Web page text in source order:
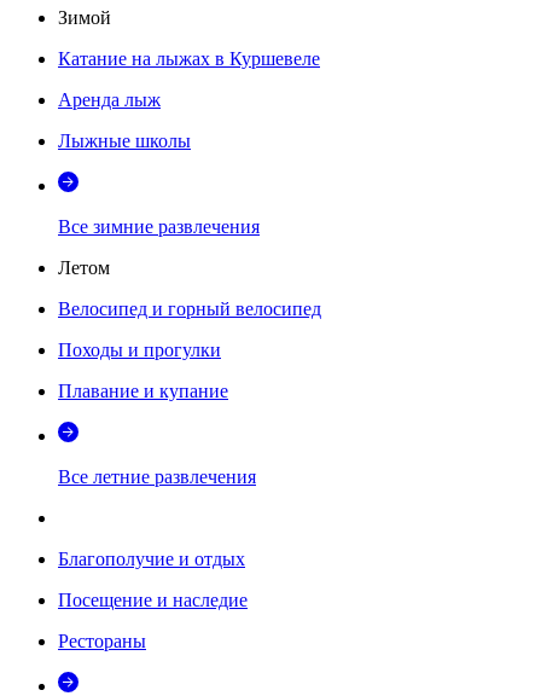
Зимой
Катание на лыжах в Куршевеле
Аренда лыж
Лыжные школы
Все зимние развлечения
Летом
Велосипед и горный велосипед
Походы и прогулки
Плавание и купание
Все летние развлечения
Благополучие и отдых
Посещение и наследие
Рестораны